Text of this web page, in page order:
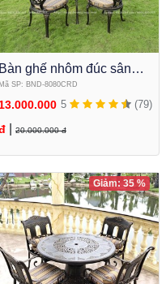
Bàn ghế nhôm đúc sân
vuông màu đen
đồng BND-8080CRD
Mã SP: BND-8080CRD
5 (79)
13.000.000
20.000.000 đ
Giảm: 35 %